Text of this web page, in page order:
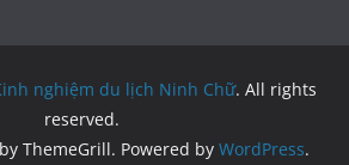
nghiệm du lịch Ninh Chữ. All rights
reserved.
by ThemeGrill. Powered by WordPress.